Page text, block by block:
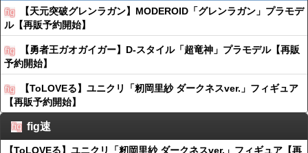
【天元突破グレンラガン】MODEROID「グレンラガン」プラモデ
ル【再販予約開始】
【勇者王ガオガイガー】D-スタイル「超竜神」プラモデル【再販
予約開始】
【ToLOVEる】ユニクリ「籾岡里紗 ダークネスver.」フィギュア
【再販予約開始】
fig速
【ToLOVEる】ユニクリ「籾岡里紗 ダークネスver.」フィギュア【再